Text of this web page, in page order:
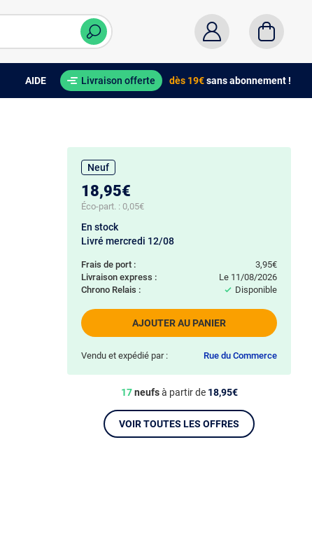
AIDE Livraison offerte dès 19€sans abonnement !
Neuf
18,95€
Éco-part. : 0,05€
AJOUTER AU PANIER
En stock
Frais de port :
3,95€
Livraison express :
le 11/08/2026
Chrono Relais :
Disponible
Livré mercredi 12/08
Vendu et expédié par : Rue du Commerce
17neufsà partir de 18,95€
VOIR TOUTES LES OFFRES